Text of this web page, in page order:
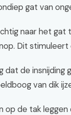
gat van
naar het gat
Dit
dat de
van dik
op de tak